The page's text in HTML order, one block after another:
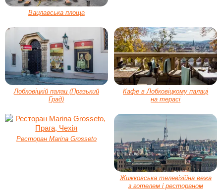
Вацлавська площа
Лобковіцкій палац (Празький
Град)
Кафе в Лобковіцкому палаці
на терасі
Ресторан Marina Grosseto
Жижковська телевізійна вежа
з готелем і рестораном